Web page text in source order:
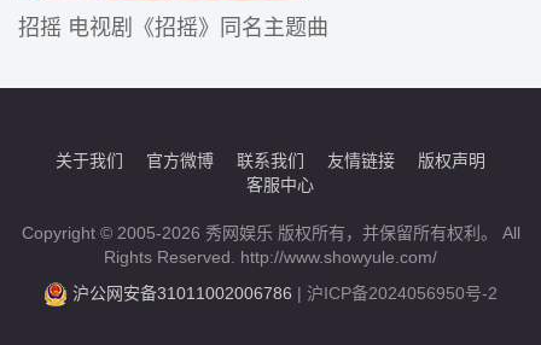
招摇 电视剧《招摇》同名主题曲
关于我们 官方微博 联系我们 友情链接
版权声明
客服中心
Copyright © 2005-2026 秀网娱乐 版权所有，并保留所有权利。 All
Rights Reserved. http://www.showyule.com/
沪公网安备31011002006786 | 沪ICP备2024056950号-2